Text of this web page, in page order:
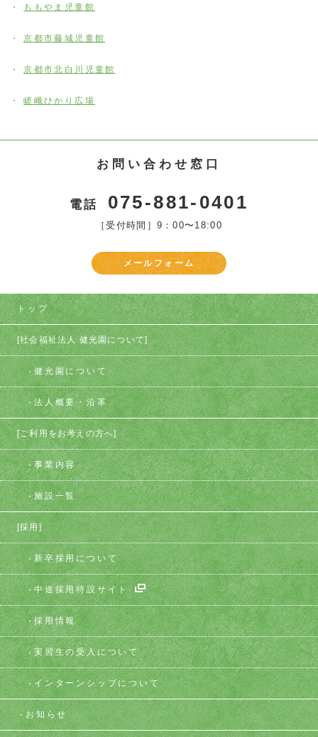
ももやま児童館
京都市藤城児童館
京都市北白川児童館
嵯峨ひかり広場
お問い合わせ窓口
電話 075-881-0401
［受付時間］9：00〜18:00
メールフォーム
トップ
[社会福祉法人 健光園について]
健光園について
法人概要・沿革
[ご利用をお考えの方へ]
事業内容
施設一覧
[採用]
新卒採用について
中途採用特設サイト
採用情報
実習生の受入について
インターンシップについて
お知らせ